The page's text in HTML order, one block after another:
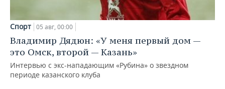
Спорт 05 авг, 00:00
Владимир Дядюн: «У меня первый дом —
это Омск, второй — Казань»
Интервью с экс-нападающим «Рубина» о звездном
периоде казанского клуба